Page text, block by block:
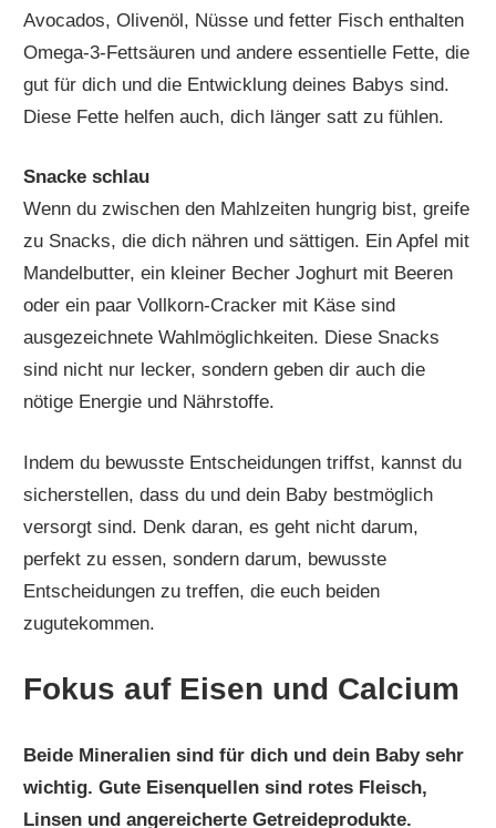
Avocados, Olivenöl, Nüsse und fetter Fisch enthalten
Omega-3-Fettsäuren und andere essentielle Fette, die
gut für dich und die Entwicklung deines Babys sind.
Diese Fette helfen auch, dich länger satt zu fühlen.
Snacke schlau
Wenn du zwischen den Mahlzeiten hungrig bist, greife
zu Snacks, die dich nähren und sättigen. Ein Apfel mit
Mandelbutter, ein kleiner Becher Joghurt mit Beeren
oder ein paar Vollkorn-Cracker mit Käse sind
ausgezeichnete Wahlmöglichkeiten. Diese Snacks
sind nicht nur lecker, sondern geben dir auch die
nötige Energie und Nährstoffe.
Indem du bewusste Entscheidungen triffst, kannst du
sicherstellen, dass du und dein Baby bestmöglich
versorgt sind. Denk daran, es geht nicht darum,
perfekt zu essen, sondern darum, bewusste
Entscheidungen zu treffen, die euch beiden
zugutekommen.
Fokus auf Eisen und Calcium
Beide Mineralien sind für dich und dein Baby sehr
wichtig. Gute Eisenquellen sind rotes Fleisch,
Linsen und angereicherte Getreideprodukte.